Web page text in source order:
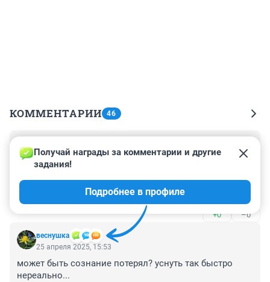
КОММЕНТАРИИ 46
27 апреля 2025, 20:24
Давно пора сделать муниципальным 39-ый автобус.
Заменить хамовитых, недовольных кондуктор на
доброжелательный, вежливый валидатор.
"Оплачено", "Приятного вам пути", чтоб говорил.
+0 –0
веснушка
Получай награды за комментарии и другие
задания!
Подробнее в профиле
25 апреля 2025, 15:53
может быть сознание потерял? уснуть так быстро
нереально...